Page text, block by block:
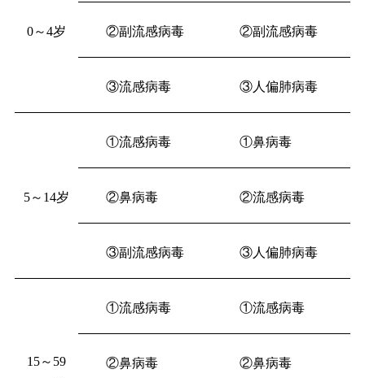
0～4岁 ②副流感病毒 ②副流感病毒
③流感病毒 ③人偏肺病毒
5～14岁
①流感病毒 ①鼻病毒
②鼻病毒 ②流感病毒
③副流感病毒 ③人偏肺病毒
15～59
①流感病毒 ①流感病毒
②鼻病毒 ②鼻病毒